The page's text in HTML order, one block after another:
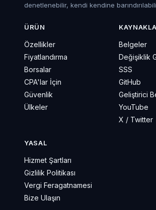
denetlenebilir, kendi kendine
ÜRÜN
Özellikler
Fiyatlandırma
Borsalar
CPA'lar İçin
Güvenlik
Ülkeler
Belgeler
Değişiklik
SSS
GitHub
Geliştirici
YouTube
X / Twitter
YASAL
Hizmet Şartları
Gizlilik Politikası
Vergi Feragatnamesi
Bize Ulaşın